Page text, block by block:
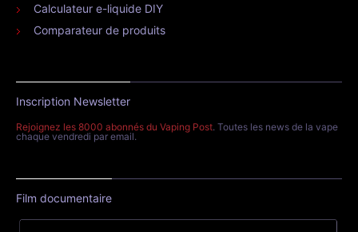
Calculateur e-liquide DIY
Comparateur de produits
Inscription Newsletter
Rejoignez les 8000 abonnés du Vaping Post. Toutes les news de la vape
chaque vendredi par email.
Film documentaire